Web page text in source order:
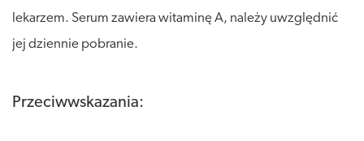
lekarzem. Serum zawiera witaminę A, należy uwzględnić
jej dziennie pobranie.
Przeciwwskazania: